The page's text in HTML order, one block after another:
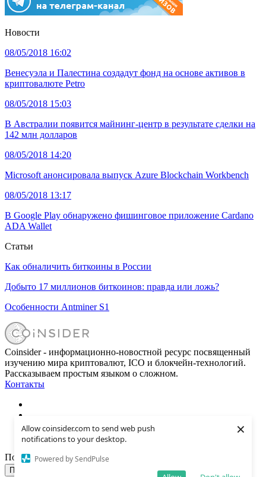
Allow coinsider.com to send web push
notifications to your desktop.
Powered by SendPulse
×
Новости
08/05/2018 16:02
Венесуэла и Палестина создадут фонд на основе активов в
криптовалюте Petro
08/05/2018 15:03
В Австралии появится майнинг-центр в результате сделки на
142 млн долларов
08/05/2018 14:20
Microsoft анонсировала выпуск Azure Blockchain Workbench
08/05/2018 13:17
В Google Play обнаружено фишинговое приложение Cardano
ADA Wallet
Статьи
Как обналичить биткоины в России
Добыто 17 миллионов биткоинов: правда или ложь?
Особенности Antminer S1
Coinsider - информационно-новостной ресурс посвященный
изучению мира криптовалют, ICO и блокчейн-технологий.
Рассказываем простым языком о сложном.
Контакты
Подписка на новости: